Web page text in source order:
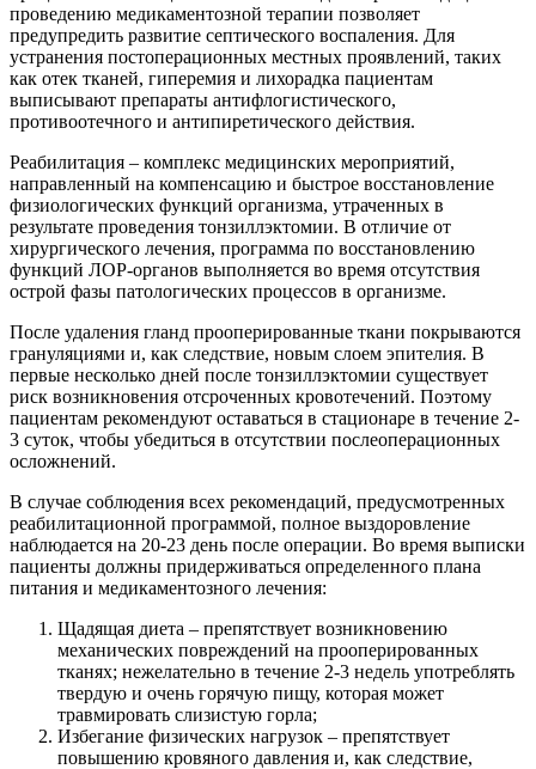
проведению медикаментозной терапии позволяет
предупредить развитие септического воспаления. Для
устранения постоперационных местных проявлений, таких
как отек тканей, гиперемия и лихорадка пациентам
выписывают препараты антифлогистического,
противоотечного и антипиретического действия.
Реабилитация – комплекс медицинских мероприятий,
направленный на компенсацию и быстрое восстановление
физиологических функций организма, утраченных в
результате проведения тонзиллэктомии. В отличие от
хирургического лечения, программа по восстановлению
функций ЛОР-органов выполняется во время отсутствия
острой фазы патологических процессов в организме.
После удаления гланд прооперированные ткани покрываются
грануляциями и, как следствие, новым слоем эпителия. В
первые несколько дней после тонзиллэктомии существует
риск возникновения отсроченных кровотечений. Поэтому
пациентам рекомендуют оставаться в стационаре в течение 2-
3 суток, чтобы убедиться в отсутствии послеоперационных
осложнений.
В случае соблюдения всех рекомендаций, предусмотренных
реабилитационной программой, полное выздоровление
наблюдается на 20-23 день после операции. Во время выписки
пациенты должны придерживаться определенного плана
питания и медикаментозного лечения:
Щадящая диета – препятствует возникновению
механических повреждений на прооперированных
тканях; нежелательно в течение 2-3 недель употреблять
твердую и очень горячую пищу, которая может
травмировать слизистую горла;
Избегание физических нагрузок – препятствует
повышению кровяного давления и, как следствие,